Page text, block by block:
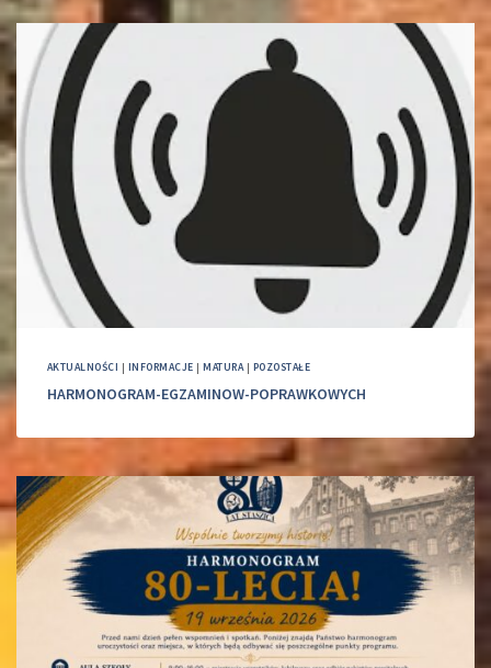
AKTUALNOŚCI | INFORMACJE |MATURA| POZOSTAŁE
HARMONOGRAM-EGZAMINOW-POPRAWKOWYCH